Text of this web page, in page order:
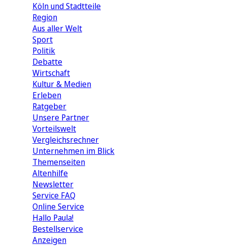
Köln und Stadtteile
Region
Aus aller Welt
Sport
Politik
Debatte
Wirtschaft
Kultur & Medien
Erleben
Ratgeber
Unsere Partner
Vorteilswelt
Vergleichsrechner
Unternehmen im Blick
Themenseiten
Altenhilfe
Newsletter
Service FAQ
Online Service
Hallo Paula!
Bestellservice
Anzeigen